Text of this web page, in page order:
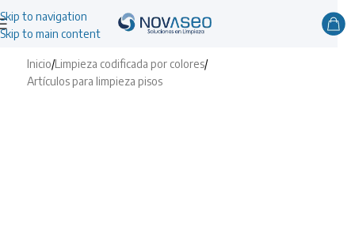
Skip to navigation
Skip to main content
Inicio/Limpieza codificada por colores/
Artículos para limpieza pisos